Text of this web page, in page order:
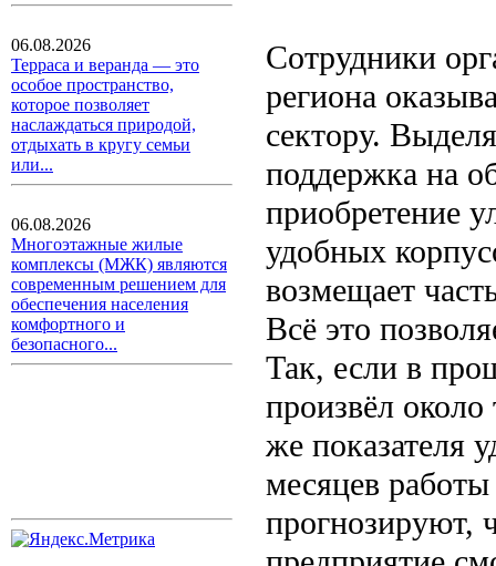
06.08.2026
Терраса и веранда — это
особое пространство,
которое позволяет
наслаждаться природой,
отдыхать в кругу семьи
или...
06.08.2026
Многоэтажные жилые
комплексы (МЖК) являются
современным решением для
обеспечения населения
комфортного и
безопасного...
Сотрудники
региона
сектору.
поддержка на
приобретение
удобных
возмещает
Всё это
Так, если в
произвёл
же показателя
месяцев
прогнозируют,